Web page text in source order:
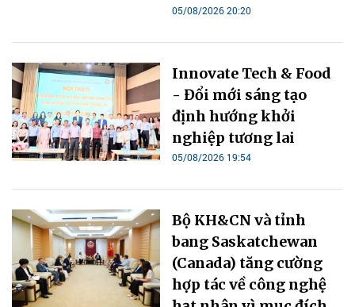
05/08/2026 20:20
Innovate Tech & Food
- Đổi mới sáng tạo
định hướng khởi
nghiệp tương lai
05/08/2026 19:54
Bộ KH&CN và tỉnh
bang Saskatchewan
(Canada) tăng cường
hợp tác về công nghệ